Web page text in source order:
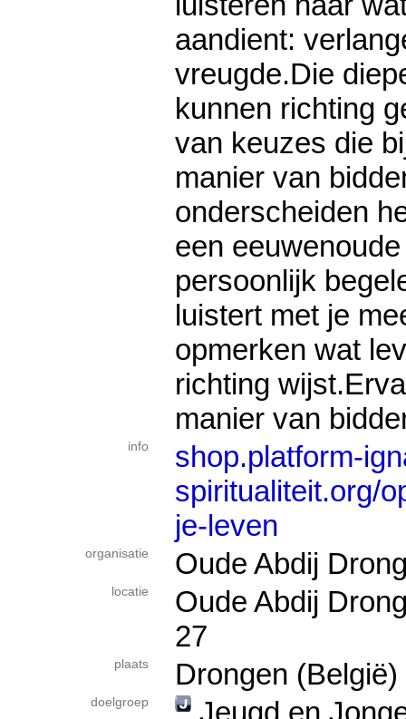
aandient:
vreugde.Die
kunnen richting
van keuzes die
manier van
onderscheiden
een
persoonlijk
luistert met je
opmerken wat
richting
manier van
info
shop.platform-
spiritualiteit.org/
je-leven
organisatie Oude Abdij
locatie
Oude Abdij
27
plaats Drongen (België)
doelgroep Jeugd en